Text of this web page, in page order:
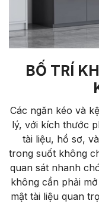
BỐ TRÍ
Các ngăn kéo và
lý, với kích thước
tài liệu, hồ sơ,
trong suốt không
quan sát nhanh
không cần phải
mật tài liệu quan